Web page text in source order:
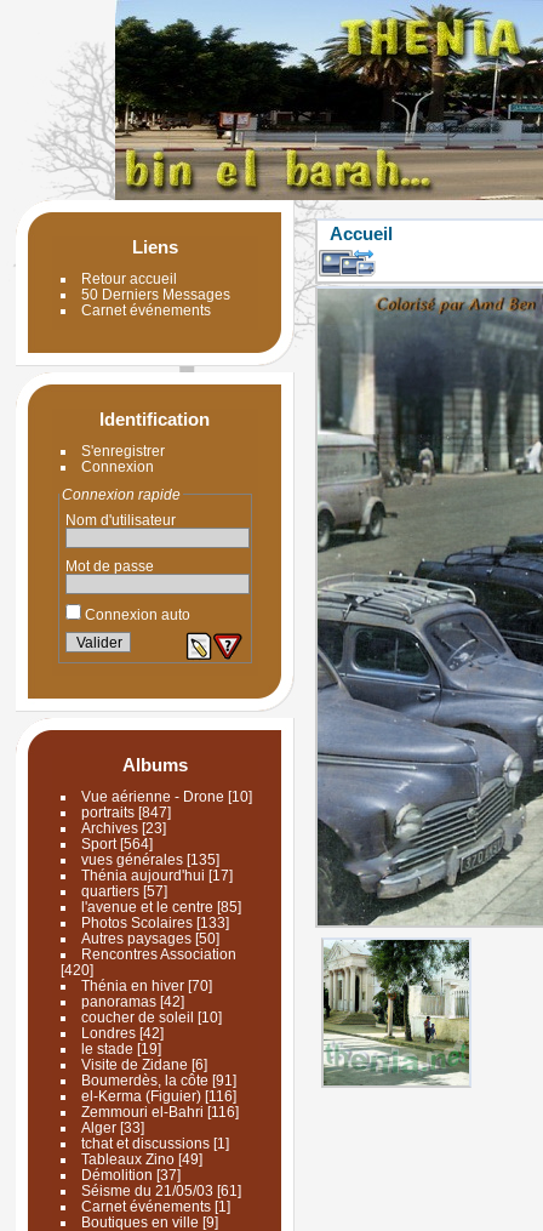
Liens
Retour accueil
50 Derniers Messages
Carnet événements
Identification
S'enregistrer
Connexion
Connexion rapide
Nom d'utilisateur
Mot de passe
Connexion auto
Albums
Vue aérienne - Drone [10]
portraits[847]
Archives [23]
Sport[564]
vues générales[135]
Thénia aujourd'hui [17]
quartiers[57]
l'avenue et le centre [85]
Photos Scolaires[133]
Autres paysages[50]
Rencontres Association
[420]
Thénia en hiver[70]
panoramas[42]
coucher de soleil [10]
Londres[42]
le stade [19]
Visite de Zidane [6]
Boumerdès, la côte [91]
el-Kerma (Figuier)[116]
Zemmouri el-Bahri [116]
Alger[33]
tchat et discussions[1]
Tableaux Zino[49]
Démolition [37]
Séisme du 21/05/03 [61]
Carnet événements[1]
Boutiques en ville [9]
Accueil